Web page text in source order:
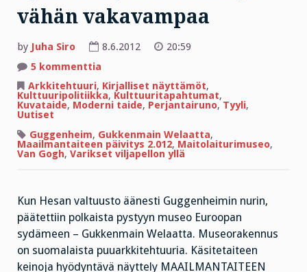
vähän vakavampaa
by Juha Siro 8.6.2012
20:59
5 kommenttia
Kylähullujen
hommia
ja
Arkkitehtuuri, Kirjalliset näyttämöt,
Kulttuuripolitiikka, Kulttuuritapahtumat,
Kuvataide, Moderni taide, Perjantairuno, Tyyli,
Uutiset
Guggenheim, Gukkenmain Welaatta,
Maailmantaiteen päivitys 2.012, Maitolaiturimuseo,
Van Gogh, Varikset viljapellon yllä
Kun Hesan valtuusto äänesti Guggenheimin nurin,
päätettiin polkaista pystyyn museo Euroopan
sydämeen – Gukkenmain Welaatta. Museorakennus
on suomalaista puuarkkitehtuuria. Käsitetaiteen
keinoja hyödyntävä näyttely MAAILMANTAITEEN